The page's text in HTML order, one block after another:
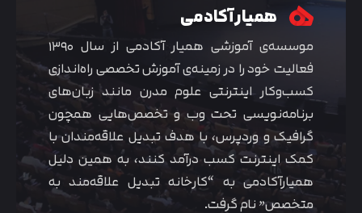
همیار آکادمی
موسسه‌ی آموزشی همیار آکادمی از سال ۱۳۹۰
فعالیت خود را در زمینه‌ی آموزش تخصصی راه‌اندازی
کسب‌و‌کار اینترنتی علوم مدرن مانند زبان‌های
برنامه‌نویسی تحت وب و تخصص‌هایی همچون
گرافیک و وردپرس، با هدف تبدیل علاقه‌مندان با
کمک اینترنت کسب درآمد کنند، به همین دلیل
همیارآکادمی به “کارخانه تبدیل علاقه‌مند به
متخصص” نام گرفت.